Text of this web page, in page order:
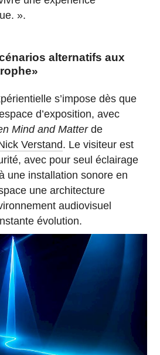
».
alternatifs aux
s’impose dès que
d’exposition, avec
Mind and Matterde
Verstand. Le visiteur est
avec pour seul éclairage
une installation sonore en
une architecture
audiovisuel
évolution.